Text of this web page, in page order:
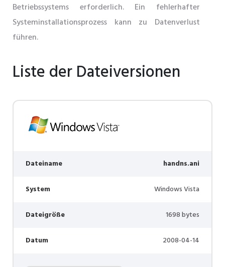
Betriebssystems erforderlich. Ein fehlerhafter
Systeminstallationsprozess kann zu Datenverlust
führen.
Liste der Dateiversionen
Dateiname handns.ani
System Windows Vista
Dateigröße 1698 bytes
Datum 2008-04-14